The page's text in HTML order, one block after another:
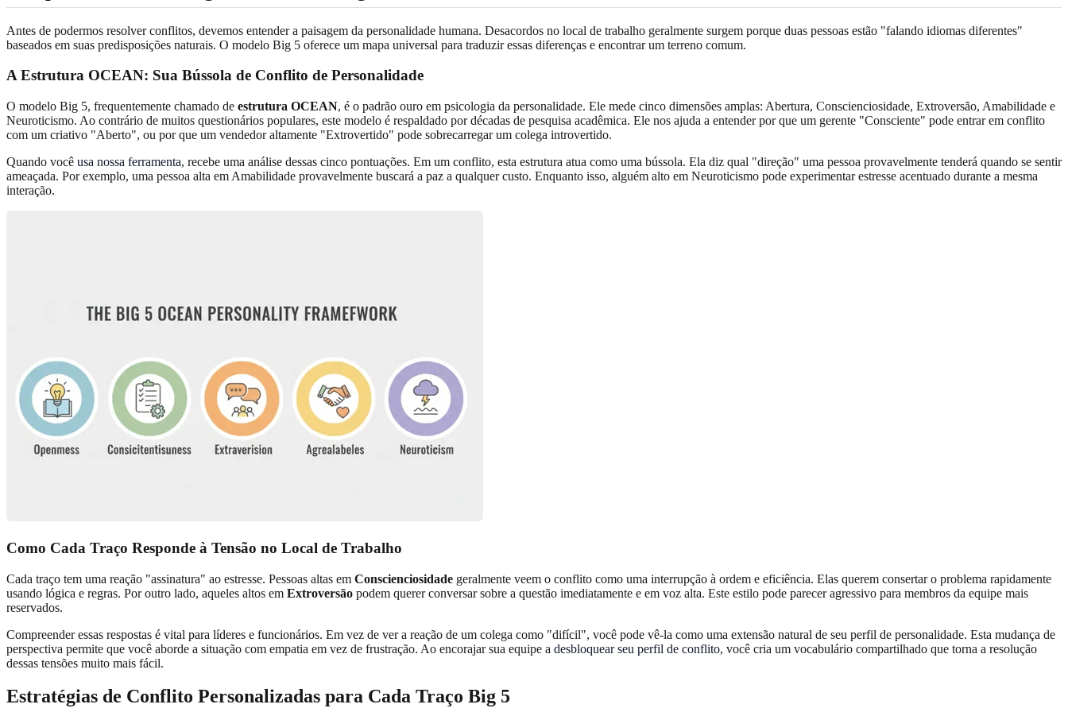
Antes de podermos resolver conflitos, devemos entender a paisagem da personalidade humana. Desacordos no local de trabalho geralmente surgem porque duas pessoas estão "falando idiomas diferentes"
baseados em suas predisposições naturais. O modelo Big 5 oferece um mapa universal para traduzir essas diferenças e encontrar um terreno comum.
A Estrutura OCEAN: Sua Bússola de Conflito de Personalidade
O modelo Big 5, frequentemente chamado de estrutura OCEAN, é o padrão ouro em psicologia da personalidade. Ele mede cinco dimensões amplas: Abertura, Conscienciosidade, Extroversão, Amabilidade e
Neuroticismo. Ao contrário de muitos questionários populares, este modelo é respaldado por décadas de pesquisa acadêmica. Ele nos ajuda a entender por que um gerente "Consciente" pode entrar em conflito
com um criativo "Aberto", ou por que um vendedor altamente "Extrovertido" pode sobrecarregar um colega introvertido.
Quando você usa nossa ferramenta, recebe uma análise dessas cinco pontuações. Em um conflito, esta estrutura atua como uma bússola. Ela diz qual "direção" uma pessoa provavelmente tenderá quando se sentir
ameaçada. Por exemplo, uma pessoa alta em Amabilidade provavelmente buscará a paz a qualquer custo. Enquanto isso, alguém alto em Neuroticismo pode experimentar estresse acentuado durante a mesma
interação.
Como Cada Traço Responde à Tensão no Local de Trabalho
Cada traço tem uma reação "assinatura" ao estresse. Pessoas altas em Conscienciosidade geralmente veem o conflito como uma interrupção à ordem e eficiência. Elas querem consertar o problema rapidamente
usando lógica e regras. Por outro lado, aqueles altos em Extroversão podem querer conversar sobre a questão imediatamente e em voz alta. Este estilo pode parecer agressivo para membros da equipe mais
reservados.
Compreender essas respostas é vital para líderes e funcionários. Em vez de ver a reação de um colega como "difícil", você pode vê-la como uma extensão natural de seu perfil de personalidade. Esta mudança de
perspectiva permite que você aborde a situação com empatia em vez de frustração. Ao encorajar sua equipe a desbloquear seu perfil de conflito, você cria um vocabulário compartilhado que torna a resolução
dessas tensões muito mais fácil.
Estratégias de Conflito Personalizadas para Cada Traço Big 5